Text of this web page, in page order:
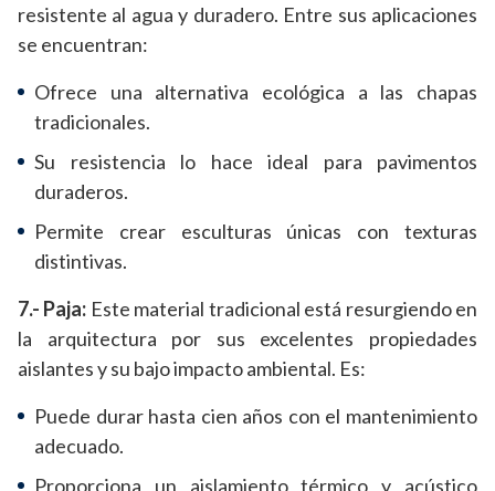
resistente al agua y duradero. Entre sus aplicaciones
se encuentran:
Ofrece una alternativa ecológica a las chapas
tradicionales.
Su resistencia lo hace ideal para pavimentos
duraderos.
Permite crear esculturas únicas con texturas
distintivas.
7.- Paja: Este material tradicional está resurgiendo en
la arquitectura por sus excelentes propiedades
aislantes y su bajo impacto ambiental. Es:
Puede durar hasta cien años con el mantenimiento
adecuado.
Proporciona un aislamiento térmico y acústico